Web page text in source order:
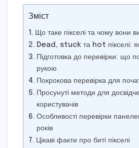
Зміст
Що таке пікселі та чому вони
Dead, stuck та hot пікселі: як
Підготовка до перевірки: що
рукою
Покрокова перевірка для
Просунуті методи для
користувачів
Особливості перевірки
років
Цікаві факти про биті пікселі